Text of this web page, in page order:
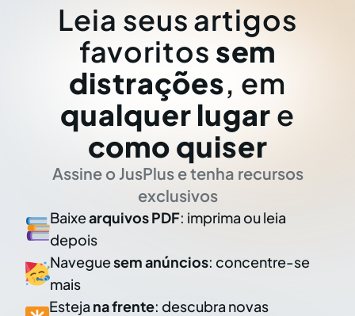
Leia seus artigos
favoritos sem
distrações, em
qualquer lugar e
como quiser
Assine o JusPlus e tenha recursos
exclusivos
Baixearquivos PDF: imprima ou leia
depois
Naveguesem anúncios: concentre-se
mais
Esteja na frente: descubra novas